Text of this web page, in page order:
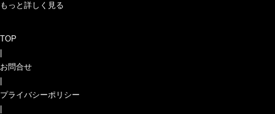
もっと詳しく見る
TOP
お問合せ
プライバシーポリシー